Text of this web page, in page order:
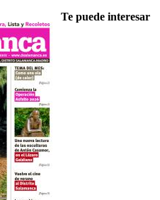
Te puede interesar